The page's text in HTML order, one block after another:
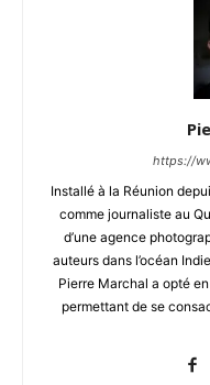
https://
Installé à la Réunion
comme journaliste au
d’une agence
auteurs dans l’océan
Pierre Marchal a opté
permettant de se